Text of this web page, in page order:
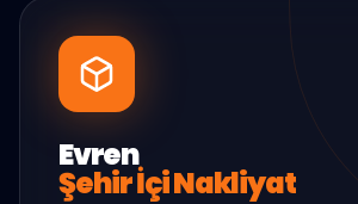
Evren
Şehir İçi Nakliyat